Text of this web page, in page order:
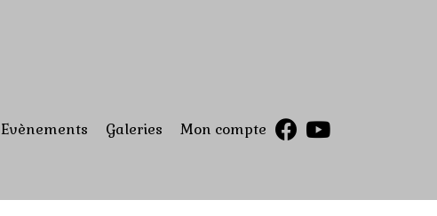
Evènements Galeries Mon compte